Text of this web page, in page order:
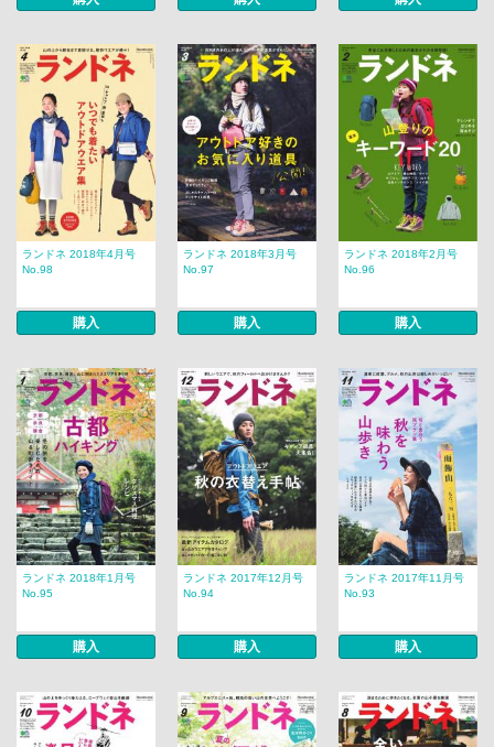
ランドネ 2018年4月号
No.98
購入
ランドネ 2018年3月号
No.97
購入
ランドネ 2018年2月号
No.96
購入
ランドネ 2018年1月号
No.95
購入
ランドネ 2017年12月号
No.94
購入
ランドネ 2017年11月号
No.93
購入